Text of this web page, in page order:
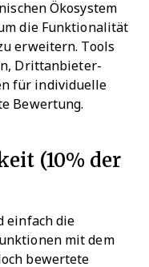
Ökosystem
die Funktionalität
erweitern. Tools
Drittanbieter-
für individuelle
Bewertung.
(10% der
einfach die
mit dem
bewertete